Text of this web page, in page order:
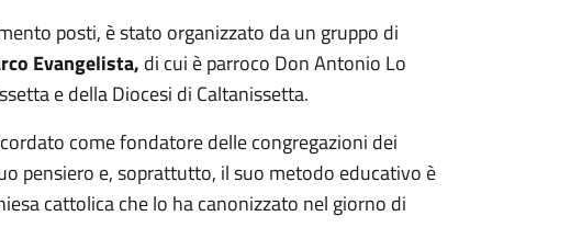
posti, è stato organizzato da un gruppo di
Evangelista, di cui è parroco Don Antonio Lo
e della Diocesi di Caltanissetta.
come fondatore delle congregazioni dei
pensiero e, soprattutto, il suo metodo educativo è
cattolica che lo ha canonizzato nel giorno di